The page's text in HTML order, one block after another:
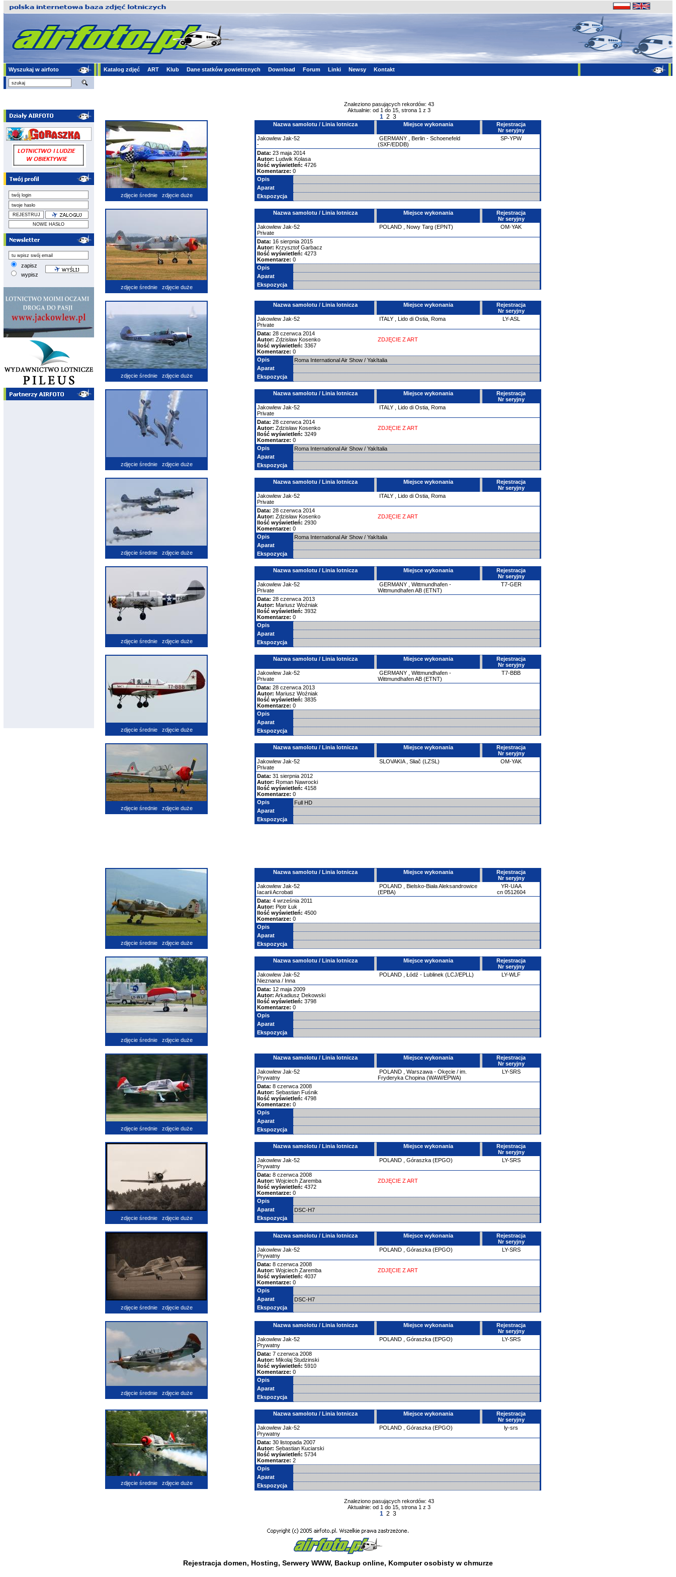
Wyszukaj w airfoto Katalog zdjęć ART Klub Dane statków powietrznych Download Forum Linki Newsy Kontakt
zapisz
wypisz
Znaleziono pasujących rekordów: 43
Aktualnie: od 1 do 15, strona 1 z 3
1 2 3
zdjęcie średnie zdjęcie duże
Nazwa samolotu / Linia lotnicza Miejsce wykonania
Rejestracja
Nr seryjny
Jakowlew Jak-52
-
GERMANY
Berlin - Schoenefeld
(SXF/EDDB)
SP-YPW
Data: 23 maja 2014
Autor: Ludwik Kolasa
Ilość wyświetleń: 4726
Komentarze: 0
Opis
Aparat
Ekspozycja
zdjęcie średnie zdjęcie duże
Nazwa samolotu / Linia lotnicza Miejsce wykonania
Rejestracja
Nr seryjny
Jakowlew Jak-52
Private
POLAND Nowy Targ (EPNT) OM-YAK
Data: 16 sierpnia 2015
Autor: Krzysztof Garbacz
Ilość wyświetleń: 4273
Komentarze: 0
Opis
Aparat
Ekspozycja
zdjęcie średnie zdjęcie duże
Nazwa samolotu / Linia lotnicza Miejsce wykonania
Rejestracja
Nr seryjny
Jakowlew Jak-52
Private
ITALY Lido di Ostia, Roma LY-ASL
Data: 28 czerwca 2014
Autor: Zdzisław Kosenko
Ilość wyświetleń: 3367
Komentarze: 0
ZDJĘCIE Z ART
Opis
Roma International Air Show / YakItalia
Aparat
Ekspozycja
zdjęcie średnie zdjęcie duże
Nazwa samolotu / Linia lotnicza Miejsce wykonania
Rejestracja
Nr seryjny
Jakowlew Jak-52
Private
ITALY Lido di Ostia, Roma
Data: 28 czerwca 2014
Autor: Zdzisław Kosenko
Ilość wyświetleń: 3249
Komentarze: 0
ZDJĘCIE Z ART
Opis
Roma International Air Show / YakItalia
Aparat
Ekspozycja
zdjęcie średnie zdjęcie duże
Nazwa samolotu / Linia lotnicza Miejsce wykonania
Rejestracja
Nr seryjny
Jakowlew Jak-52
Private
ITALY Lido di Ostia, Roma
Data: 28 czerwca 2014
Autor: Zdzisław Kosenko
Ilość wyświetleń: 2930
Komentarze: 0
ZDJĘCIE Z ART
Opis
Roma International Air Show / YakItalia
Aparat
Ekspozycja
zdjęcie średnie zdjęcie duże
Nazwa samolotu / Linia lotnicza Miejsce wykonania
Rejestracja
Nr seryjny
Jakowlew Jak-52
Private
GERMANY
Wittmundhafen -
Wittmundhafen AB (ETNT)
T7-GER
Data: 28 czerwca 2013
Autor: Mariusz Woźniak
Ilość wyświetleń: 3932
Komentarze: 0
Opis
Aparat
Ekspozycja
zdjęcie średnie zdjęcie duże
Nazwa samolotu / Linia lotnicza Miejsce wykonania
Rejestracja
Nr seryjny
Jakowlew Jak-52
Private
GERMANY
Wittmundhafen -
Wittmundhafen AB (ETNT)
T7-BBB
Data: 28 czerwca 2013
Autor: Mariusz Woźniak
Ilość wyświetleń: 3835
Komentarze: 0
Opis
Aparat
Ekspozycja
zdjęcie średnie zdjęcie duże
Nazwa samolotu / Linia lotnicza Miejsce wykonania
Rejestracja
Nr seryjny
Jakowlew Jak-52
Private
SLOVAKIA, Sliač (LZSL) OM-YAK
Data: 31 sierpnia 2012
Autor: Roman Nawrocki
Ilość wyświetleń: 4158
Komentarze: 0
Opis
Full HD
Aparat
Ekspozycja
zdjęcie średnie zdjęcie duże
Nazwa samolotu / Linia lotnicza Miejsce wykonania
Rejestracja
Nr seryjny
Jakowlew Jak-52
Iacarii Acrobati
POLAND
Bielsko-Biała Aleksandrowice
(EPBA)
YR-UAA
cn 0512604
Data: 4 września 2011
Autor: Piotr Łuk
Ilość wyświetleń: 4500
Komentarze: 0
Opis
Aparat
Ekspozycja
zdjęcie średnie zdjęcie duże
Nazwa samolotu / Linia lotnicza Miejsce wykonania
Rejestracja
Nr seryjny
Jakowlew Jak-52
Nieznana / Inna
POLAND Łódź - Lublinek (LCJ/EPLL) LY-WLF
Data: 12 maja 2009
Autor: Arkadiusz Dekowski
Ilość wyświetleń: 3798
Komentarze: 0
Opis
Aparat
Ekspozycja
zdjęcie średnie zdjęcie duże
Nazwa samolotu / Linia lotnicza Miejsce wykonania
Rejestracja
Nr seryjny
Jakowlew Jak-52
Prywatny
POLAND
Warszawa - Okęcie / im.
Fryderyka Chopina (WAW/EPWA)
LY-SRS
Data: 8 czerwca 2008
Autor: Sebastian Fuśnik
Ilość wyświetleń: 4798
Komentarze: 0
Opis
Aparat
Ekspozycja
zdjęcie średnie zdjęcie duże
Nazwa samolotu / Linia lotnicza Miejsce wykonania
Rejestracja
Nr seryjny
Jakowlew Jak-52
Prywatny
POLAND Góraszka (EPGO) LY-SRS
Data: 8 czerwca 2008
Autor: Wojciech Zaremba
Ilość wyświetleń: 4372
Komentarze: 0
ZDJĘCIE Z ART
Opis
Aparat
DSC-H7
Ekspozycja
zdjęcie średnie zdjęcie duże
Nazwa samolotu / Linia lotnicza Miejsce wykonania
Rejestracja
Nr seryjny
Jakowlew Jak-52
Prywatny
POLAND Góraszka (EPGO) LY-SRS
Data: 8 czerwca 2008
Autor: Wojciech Zaremba
Ilość wyświetleń: 4037
Komentarze: 0
ZDJĘCIE Z ART
Opis
Aparat
DSC-H7
Ekspozycja
zdjęcie średnie zdjęcie duże
Nazwa samolotu / Linia lotnicza Miejsce wykonania
Rejestracja
Nr seryjny
Jakowlew Jak-52
Prywatny
POLAND Góraszka (EPGO) LY-SRS
Data: 7 czerwca 2008
Autor: Mikolaj Studzinski
Ilość wyświetleń: 5910
Komentarze: 0
Opis
Aparat
Ekspozycja
zdjęcie średnie zdjęcie duże
Nazwa samolotu / Linia lotnicza Miejsce wykonania
Rejestracja
Nr seryjny
Jakowlew Jak-52
Prywatny
POLAND Góraszka (EPGO) ly-srs
Data: 30 listopada 2007
Autor: Sebastian Kuciarski
Ilość wyświetleń: 5734
Komentarze: 2
Opis
Aparat
Ekspozycja
Znaleziono pasujących rekordów: 43
Aktualnie: od 1 do 15, strona 1 z 3
1 2 3
Rejestracja domen, Hosting, Serwery WWW, Backup online, Komputer osobisty w chmurze